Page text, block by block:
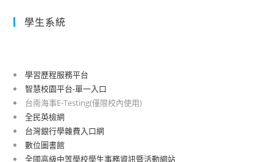
學生系統
學習歷程服務平台
智慧校園平台-單一入口
台南海事E-Testing(僅限校內使用)
全民英檢網
台灣銀行學雜費入口網
數位圖書館
全國高級中等學校學生事務資訊暨活動網站